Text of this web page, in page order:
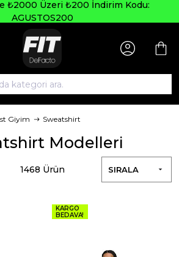
₺2000 Üzeri ₺200 İndirim Kodu:
AGUSTOS200
Giyim Sweatshirt
Modelleri
SIRALA
1468 Ürün
KARGO
BEDAVA!